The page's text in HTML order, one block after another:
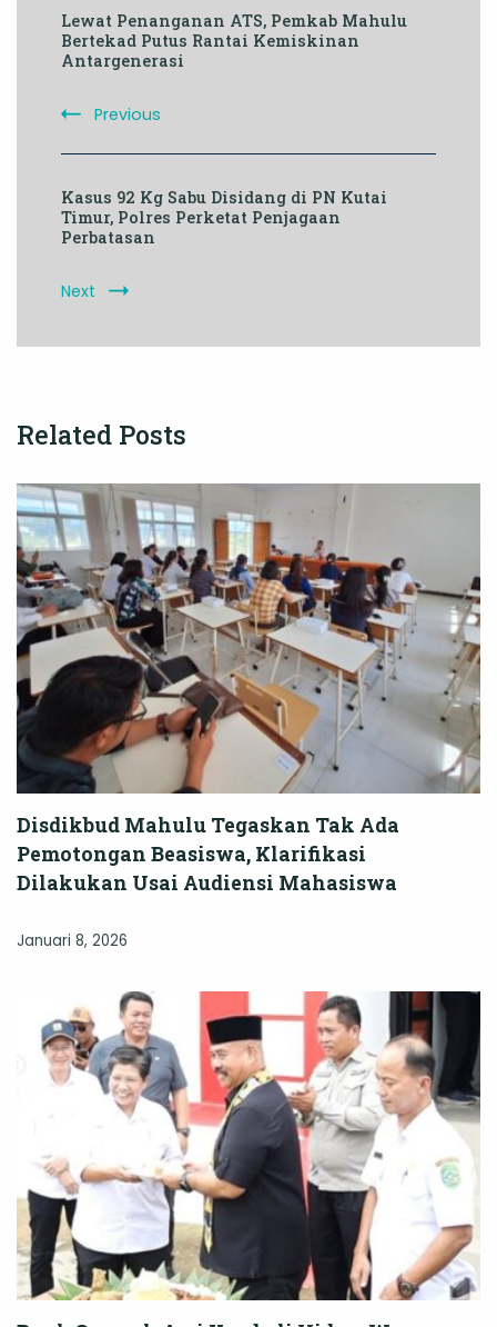
Navigation
Lewat Penanganan ATS, Pemkab Mahulu
Bertekad Putus Rantai Kemiskinan
Antargenerasi
Previous
Kasus 92 Kg Sabu Disidang di PN Kutai
Timur, Polres Perketat Penjagaan
Perbatasan
Next
Related Posts
Disdikbud Mahulu Tegaskan Tak Ada
Pemotongan Beasiswa, Klarifikasi
Dilakukan Usai Audiensi Mahasiswa
Januari 8, 2026